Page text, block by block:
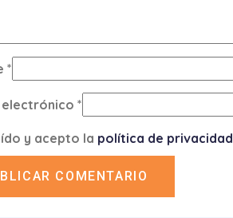
*
*
y acepto la política de privacidad
COMENTARIO